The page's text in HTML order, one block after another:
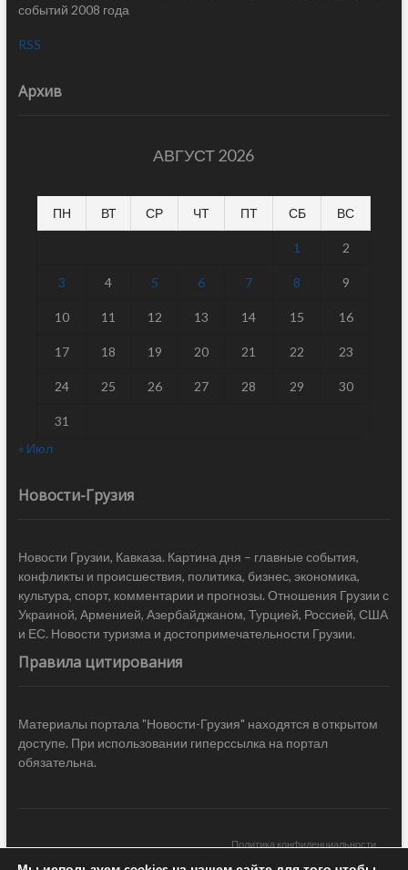
событий 2008 года
RSS
Архив
АВГУСТ 2026
ПН ВТ СР ЧТ ПТ СБ ВС
1 2
3 4 5 6 7 8 9
10 11 12 13 14 15 16
17 18 19 20 21 22 23
24 25 26 27 28 29 30
31
« Июл
Новости-Грузия
Новости Грузии, Кавказа. Картина дня – главные события,
конфликты и происшествия, политика, бизнес, экономика,
культура, спорт, комментарии и прогнозы. Отношения Грузии с
Украиной, Арменией, Азербайджаном, Турцией, Россией, США
и ЕС. Новости туризма и достопримечательности Грузии.
Правила цитирования
Материалы портала "Новости-Грузия" находятся в открытом
доступе. При использовании гиперссылка на портал
обязательна.
Политика конфиденциальности